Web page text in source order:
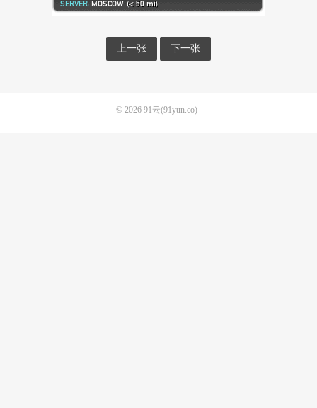
上一张 下一张
© 2026 91云(91yun.co)